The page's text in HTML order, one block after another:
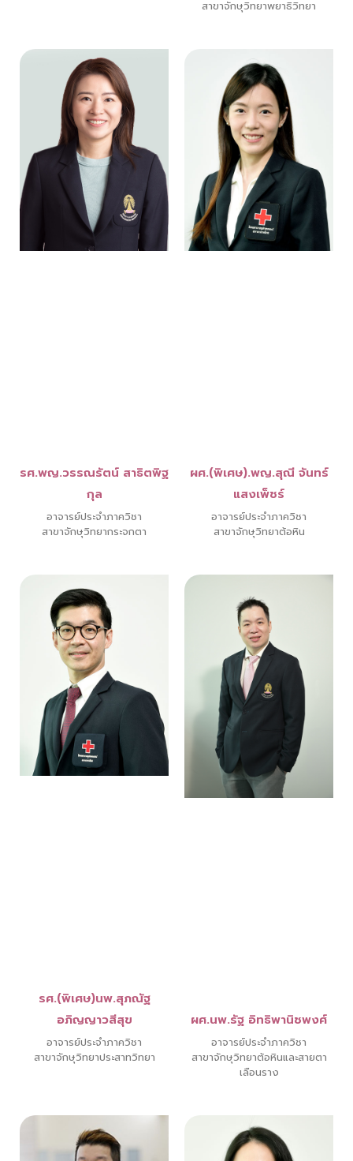
สาขาจักษุวิทยาพยาธิวิทยา
รศ.พญ.วรรณรัตน์ สาธิตพิฐ
กุล
อาจารย์ประจำภาควิชา
สาขาจักษุวิทยากระจกตา
ผศ.(พิเศษ).พญ.สุณี จันทร์
แสงเพ็ชร์
อาจารย์ประจำภาควิชา
สาขาจักษุวิทยาต้อหิน
รศ.(พิเศษ)นพ.สุภณัฐ
อภิญญาวสีสุข
อาจารย์ประจำภาควิชา
สาขาจักษุวิทยาประสาทวิทยา
ผศ.นพ.รัฐ อิทธิพานิชพงศ์
อาจารย์ประจำภาควิชา
สาขาจักษุวิทยาต้อหินและสายตา
เลือนราง